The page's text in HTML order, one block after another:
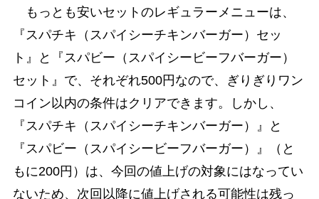
もっとも安いセットのレギュラーメニューは、
『スパチキ（スパイシーチキンバーガー）セッ
ト』と『スパビー（スパイシービーフバーガー）
セット』で、それぞれ500円なので、ぎりぎりワン
コイン以内の条件はクリアできます。しかし、
『スパチキ（スパイシーチキンバーガー）』と
『スパビー（スパイシービーフバーガー）』（と
もに200円）は、今回の値上げの対象にはなってい
ないため、次回以降に値上げされる可能性は残っ